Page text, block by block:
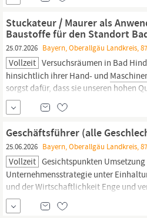
auszeichnet Abgeschlossene
und Anlagenführer,
oder vergleichbare Qualifikation...
Stuckateur / Maurer als
Baustoffe für den Standort
25.07.2026 Bayern, Oberallgäu Landkreis,
Vollzeit Versuchsräumen in Bad
hinsichtlich ihrer Hand- und
sorgst dafür, dass sie unseren hohen
Baustelle gerecht werden. Du
Rohstoffeigenschaften, identifizierst
Geschäftsführer (alle
25.06.2026 Bayern, Oberallgäu Landkreis,
Vollzeit Gesichtspunkten Umsetzung
Unternehmensstrategie unter
und der Wirtschaftlichkeit Enge und
Zusammenarbeit mit den anderen
Unternehmensgruppe Offene